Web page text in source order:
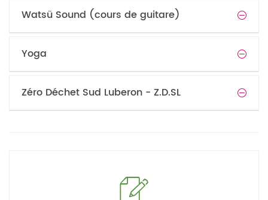
Watsü Sound (cours de guitare)
Yoga
Zéro Déchet Sud Luberon - Z.D.SL